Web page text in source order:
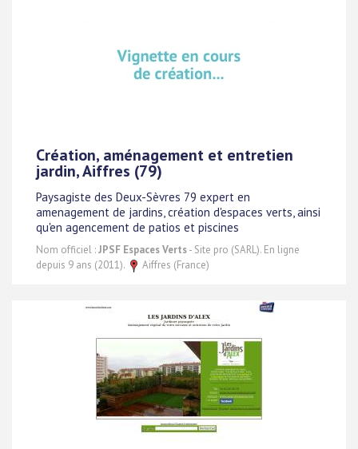
Création, aménagement et entretien
jardin, Aiffres (79)
Paysagiste des Deux-Sèvres 79 expert en
amenagement de jardins, création d'espaces verts, ainsi
qu'en agencement de patios et piscines
Nom officiel :JPSF Espaces Verts- Site pro (SARL). En ligne
depuis 9 ans (2011).
Aiffres (France)